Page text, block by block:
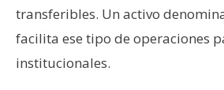
transferibles. Un activo
facilita ese tipo de operaciones
institucionales.